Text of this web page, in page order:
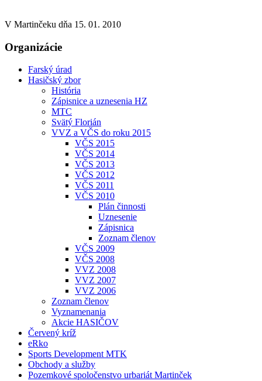
V Martinčeku dňa 15. 01. 2010
Organizácie
Farský úrad
Hasičský zbor
História
Zápisnice a uznesenia HZ
MTC
Svätý Florián
VVZ a VČS do roku 2015
VČS 2015
VČS 2014
VČS 2013
VČS 2012
VČS 2011
VČS 2010
Plán činnosti
Uznesenie
Zápisnica
Zoznam členov
VČS 2009
VČS 2008
VVZ 2008
VVZ 2007
VVZ 2006
Zoznam členov
Vyznamenania
Akcie HASIČOV
Červený kríž
eRko
Sports Development MTK
Obchody a služby
Pozemkové spoločenstvo urbariát Martinček